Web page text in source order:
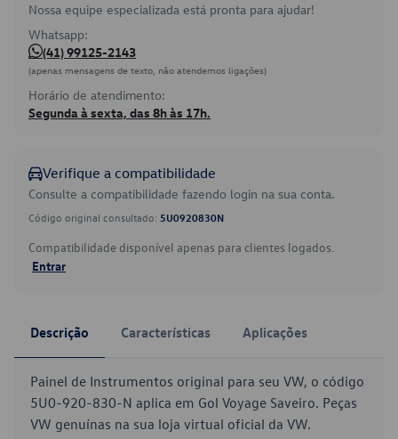
Nossa equipe especializada está pronta para ajudar!
Whatsapp:
(41) 99125-2143
(apenas mensagens de texto, não atendemos ligações)
Horário de atendimento:
Segunda à sexta, das 8h às 17h.
Verifique a compatibilidade
Consulte a compatibilidade fazendo login na sua conta.
Código original consultado: 5U0920830N
Compatibilidade disponível apenas para clientes logados.
Entrar
Descrição Características Aplicações
Painel de Instrumentos original para seu VW, o código
5U0-920-830-N aplica em Gol Voyage Saveiro. Peças
VW genuínas na sua loja virtual oficial da VW.